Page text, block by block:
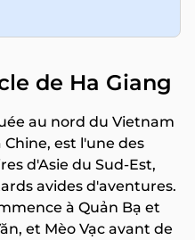
de Ha Giang
au nord du Vietnam
est l'une des
d'Asie du Sud-Est,
avides d'aventures.
à Quản Bạ et
et Mèo Vạc avant de